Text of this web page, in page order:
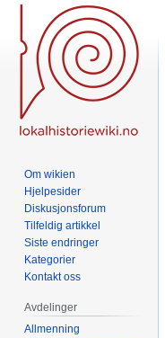
Om wikien
Hjelpesider
Diskusjonsforum
Tilfeldig artikkel
Siste endringer
Kategorier
Kontakt oss
Avdelinger
Allmenning